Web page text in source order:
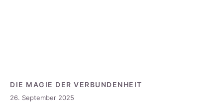
DIE MAGIE DER VERBUNDENHEIT
26. September 2025